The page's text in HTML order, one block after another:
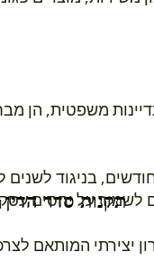
תקנות סדר
משפטית, הן
בניגוד
לשמור על יחסים
יצירתי המותאם